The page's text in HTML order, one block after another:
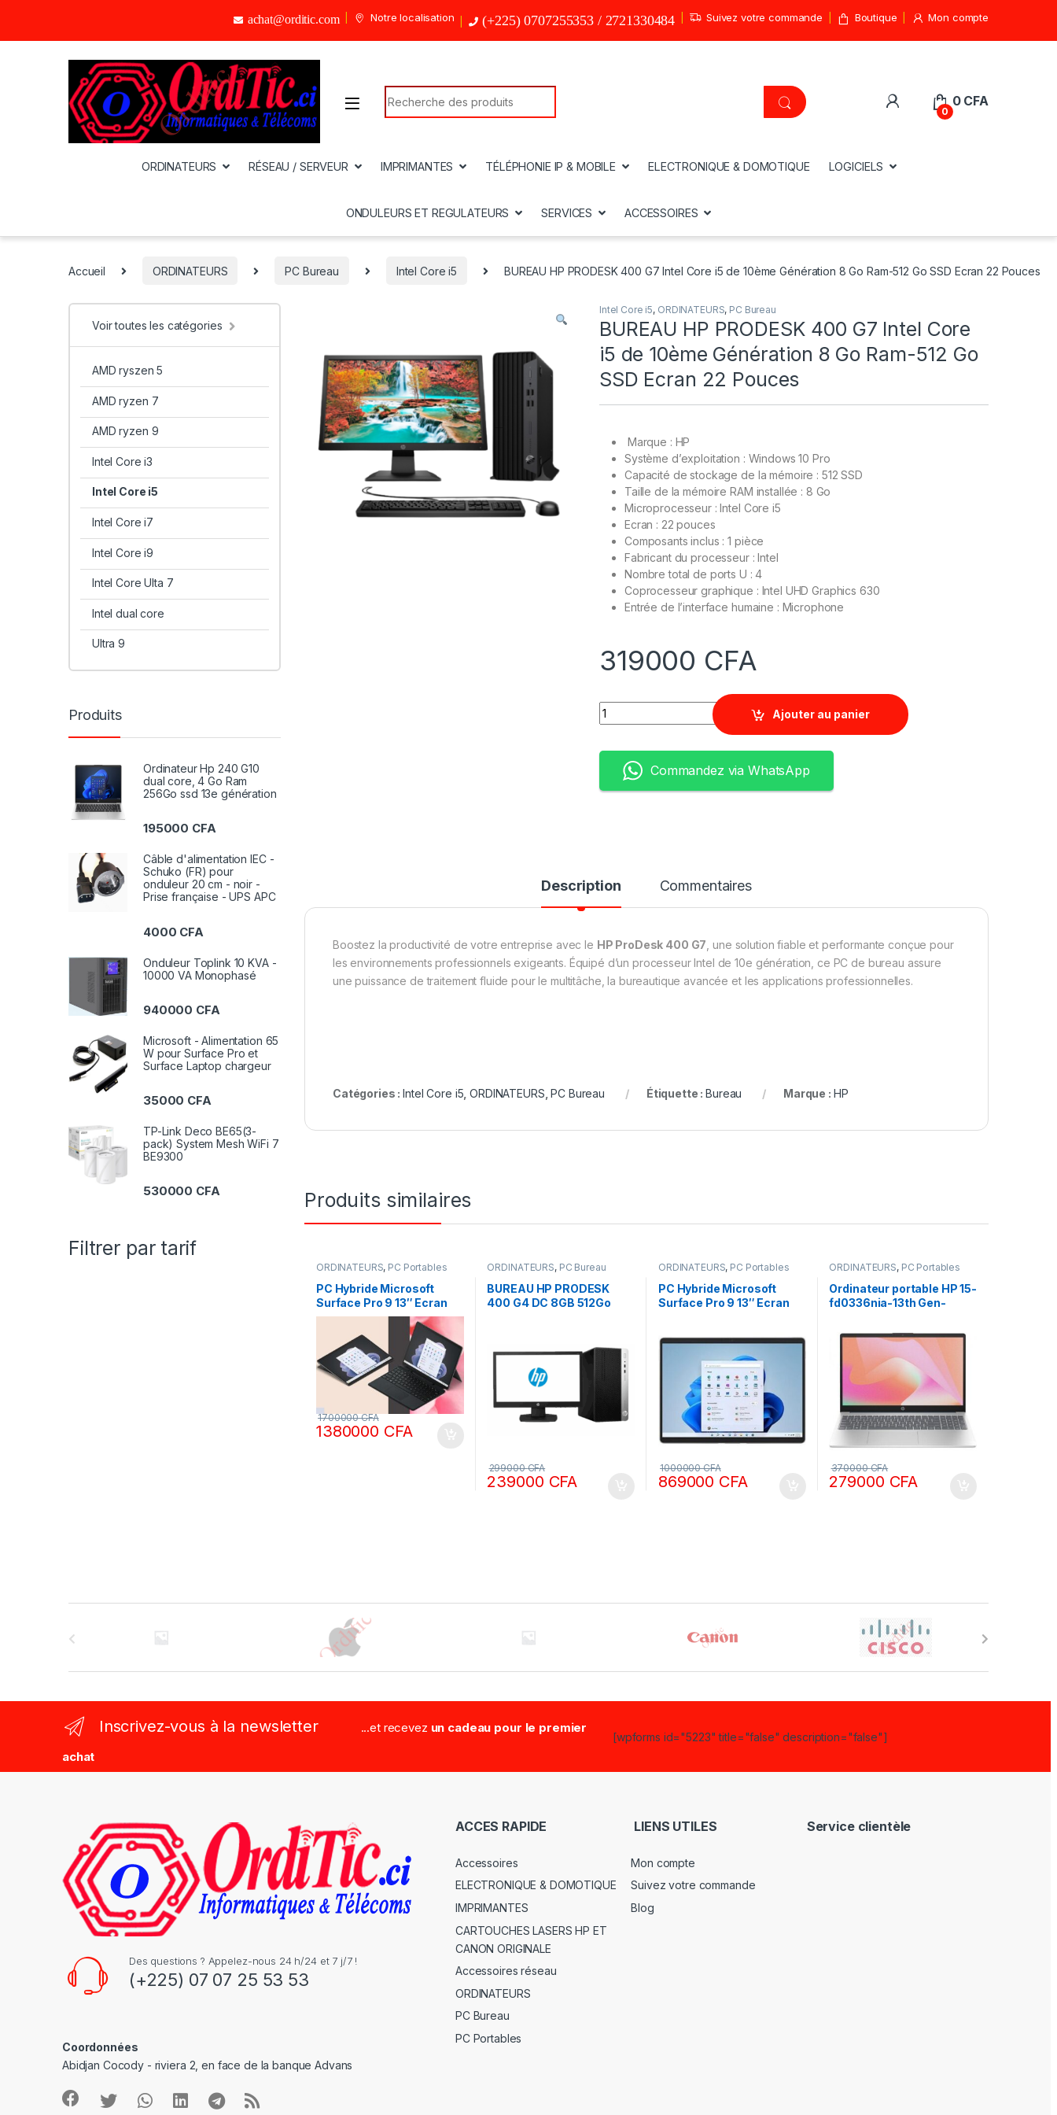
achat@orditic.com Notre localisation (+225) 0707255353 / 2721330484 Suivez votre commande Boutique Mon compte
Search for:
0
0 CFA
ORDINATEURS RÉSEAU / SERVEUR IMPRIMANTES TÉLÉPHONIE IP & MOBILE ELECTRONIQUE & DOMOTIQUE LOGICIELS
ONDULEURS ET REGULATEURS SERVICES ACCESSOIRES
Accueil ORDINATEURS PC Bureau Intel Core i5 BUREAU HP PRODESK 400 G7 Intel Core i5 de 10ème Génération 8 Go Ram-512 Go SSD Ecran 22 Pouces
Intel Core i5, ORDINATEURS, PC Bureau
BUREAU HP PRODESK 400 G7 Intel Core
i5 de 10ème Génération 8 Go Ram-512 Go
SSD Ecran 22 Pouces
Marque : HP
Système d’exploitation : Windows 10 Pro
Capacité de stockage de la mémoire : 512 SSD
Taille de la mémoire RAM installée : 8 Go
Microprocesseur : Intel Core i5
Ecran : 22 pouces
Composants inclus : 1 pièce
Fabricant du processeur : Intel
Nombre total de ports U : 4
Coprocesseur graphique : Intel UHD Graphics 630
Entrée de l’interface humaine : Microphone
319000 CFA
Quantity
Ajouter au panier
Commandez via WhatsApp
Description Commentaires
Boostez la productivité de votre entreprise avec le HP ProDesk 400 G7 , une solution fiable et performante conçue pour
les environnements professionnels exigeants. Équipé d’un processeur Intel de 10e génération, ce PC de bureau assure
une puissance de traitement fluide pour le multitâche, la bureautique avancée et les applications professionnelles.
Catégories :Intel Core i5 ,ORDINATEURS ,PC Bureau Étiquette :Bureau Marque : HP
Produits similaires
ORDINATEURS, PC Portables
PC Hybride Microsoft
Surface Pro 9 13″ Ecran
tactile Intel Core i7 16 Go
RAM 512 Go SSD Graphite
1380000 CFA
1700000CFA
ORDINATEURS, PC Bureau
BUREAU HP PRODESK
400 G4 DC 8GB 512Go
239000 CFA
299000CFA
ORDINATEURS, PC Portables
PC Hybride Microsoft
Surface Pro 9 13″ Ecran
869000 CFA
1000000CFA
ORDINATEURS, PC Portables
Ordinateur portable HP 15-
fd0336nia-13th Gen-
Ram-512Go SSD-Clavier
Rétroéclairé-Ecran 15,6”-
W11pro
279000 CFA
370000CFA
Voir toutes les catégories
AMD ryszen 5
AMD ryzen 7
AMD ryzen 9
Intel Core i3
Intel Core i5
Intel Core i7
Intel Core i9
Intel Core Ulta 7
Intel dual core
Ultra 9
Produits
Ordinateur Hp 240 G10
dual core, 4 Go Ram
256Go ssd 13e génération
195000 CFA
Câble d'alimentation IEC -
Schuko (FR) pour
onduleur 20 cm - noir -
Prise française - UPS APC
4000 CFA
Onduleur Toplink 10 KVA -
10000 VA Monophasé
940000 CFA
Microsoft - Alimentation 65
W pour Surface Pro et
Surface Laptop chargeur
35000 CFA
TP-Link Deco BE65(3-
pack) System Mesh WiFi 7
BE9300
530000 CFA
Filtrer par tarif
s
Inscrivez-vous à la newsletter ...et recevez un cadeau pour le premier
achat
[wpforms id="5223" title="false" description="false"]
Des questions ? Appelez-nous 24 h/24 et 7 j/7 !
(+225) 07 07 25 53 53
Coordonnées
Abidjan Cocody - riviera 2, en face de la banque Advans
ACCES RAPIDE
Accessoires
ELECTRONIQUE & DOMOTIQUE
IMPRIMANTES
CARTOUCHES LASERS HP ET
CANON ORIGINALE
Accessoires réseau
ORDINATEURS
PC Bureau
PC Portables
LIENS UTILES
Mon compte
Suivez votre commande
Blog
Service clientèle